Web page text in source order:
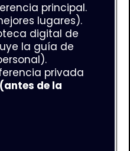
principal.
lugares).
digital de
la guía de
privada
(antes de la